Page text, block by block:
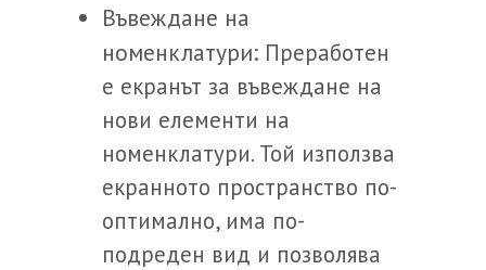
Въвеждане на
номенклатури: Преработен
е екранът за въвеждане на
нови елементи на
номенклатури. Той използва
екранното пространство по-
оптимално, има по-
подреден вид и позволява